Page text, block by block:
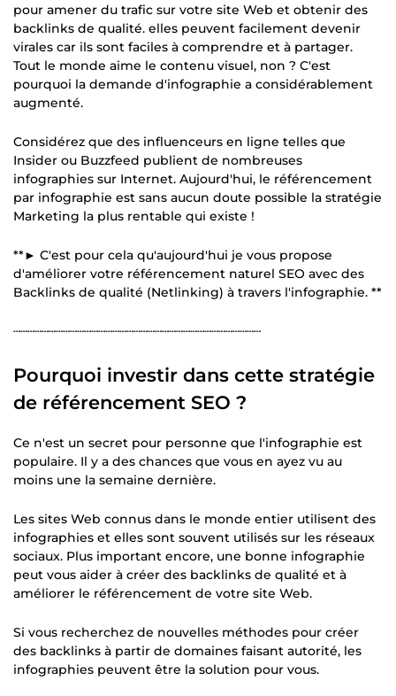
pour amener du trafic sur votre site Web et obtenir des
backlinks de qualité. elles peuvent facilement devenir
virales car ils sont faciles à comprendre et à partager.
Tout le monde aime le contenu visuel, non ? C'est
pourquoi la demande d'infographie a considérablement
augmenté.
Considérez que des influenceurs en ligne telles que
Insider ou Buzzfeed publient de nombreuses
infographies sur Internet. Aujourd'hui, le référencement
par infographie est sans aucun doute possible la stratégie
Marketing la plus rentable qui existe !
**► C'est pour cela qu'aujourd'hui je vous propose
d'améliorer votre référencement naturel SEO avec des
Backlinks de qualité (Netlinking) à travers l'infographie. **
┄┄┄┄┄┄┄┄┄┄┄┄┄┄┄┄┄┄┄┄┄┄┄┄┄┄┄┄┄┄┄┄┄┄┄
Pourquoi investir dans cette stratégie
de référencement SEO ?
Ce n'est un secret pour personne que l'infographie est
populaire. Il y a des chances que vous en ayez vu au
moins une la semaine dernière.
Les sites Web connus dans le monde entier utilisent des
infographies et elles sont souvent utilisés sur les réseaux
sociaux. Plus important encore, une bonne infographie
peut vous aider à créer des backlinks de qualité et à
améliorer le référencement de votre site Web.
Si vous recherchez de nouvelles méthodes pour créer
des backlinks à partir de domaines faisant autorité, les
infographies peuvent être la solution pour vous.